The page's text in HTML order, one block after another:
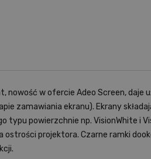
nowość w ofercie Adeo Screen, daje
zamawiania ekranu). Ekrany
powierzchnie np. VisionWhite i
ostrości projektora. Czarne ramki